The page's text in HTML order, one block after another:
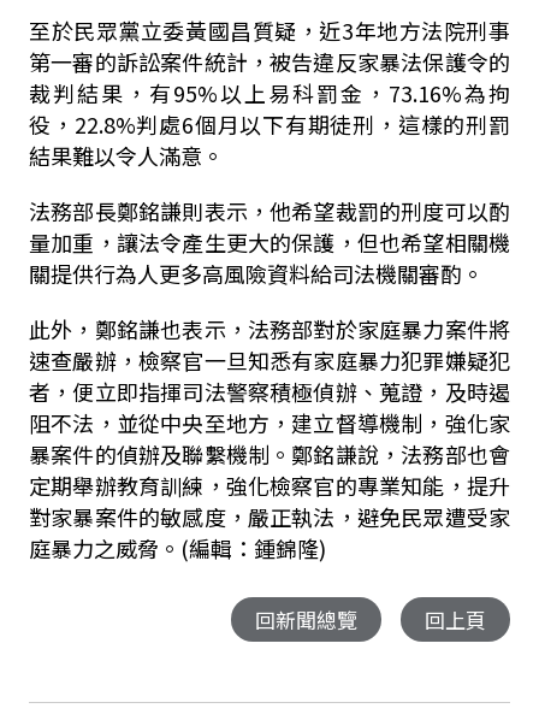
至於民眾黨立委黃國昌質疑，近3年地方法院刑事
第一審的訴訟案件統計，被告違反家暴法保護令的
裁判結果，有95%以上易科罰金， 73.16%為拘
役， 22.8%判處6個月以下有期徒刑，這樣的刑罰
結果難以令人滿意。
法務部長鄭銘謙則表示，他希望裁罰的刑度可以酌
量加重，讓法令產生更大的保護，但也希望相關機
關提供行為人更多高風險資料給司法機關審酌。
此外，鄭銘謙也表示，法務部對於家庭暴力案件將
速查嚴辦，檢察官一旦知悉有家庭暴力犯罪嫌疑犯
者，便立即指揮司法警察積極偵辦、蒐證，及時遏
阻不法，並從中央至地方，建立督導機制，強化家
暴案件的偵辦及聯繫機制。鄭銘謙說，法務部也會
定期舉辦教育訓練，強化檢察官的專業知能，提升
對家暴案件的敏感度，嚴正執法，避免民眾遭受家
庭暴力之威脅。(編輯：鍾錦隆)
回新聞總覽 回上頁